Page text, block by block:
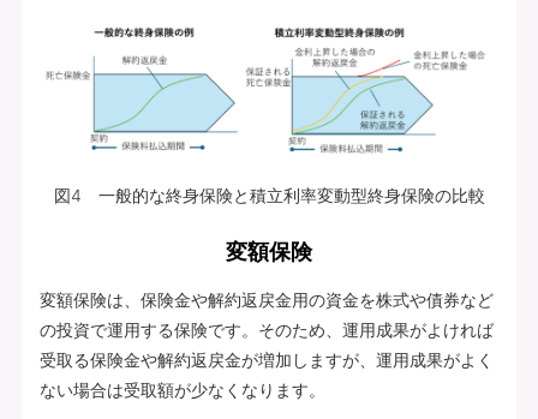
図4 一般的な終身保険と積立利率変動型終身保険の比較
変額保険
変額保険は、保険金や解約返戻金用の資金を株式や債券など
の投資で運用する保険です。そのため、運用成果がよければ
受取る保険金や解約返戻金が増加しますが、運用成果がよく
ない場合は受取額が少なくなります。